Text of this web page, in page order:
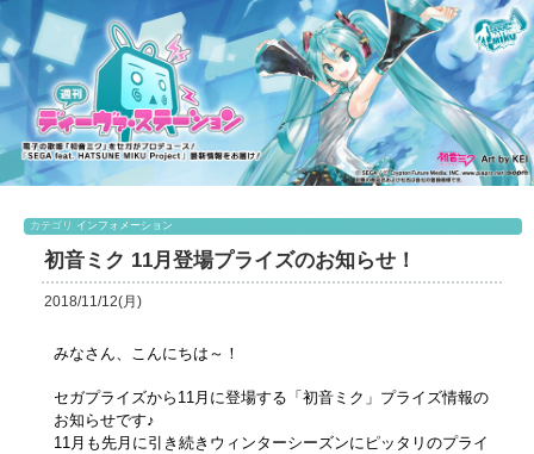
カテゴリ インフォメーション
初音ミク 11月登場プライズのお知らせ！
2018/11/12(月)
みなさん、こんにちは～！
セガプライズから11月に登場する「初音ミク」プライズ情報の
お知らせです♪
11月も先月に引き続きウィンターシーズンにピッタリのプライ